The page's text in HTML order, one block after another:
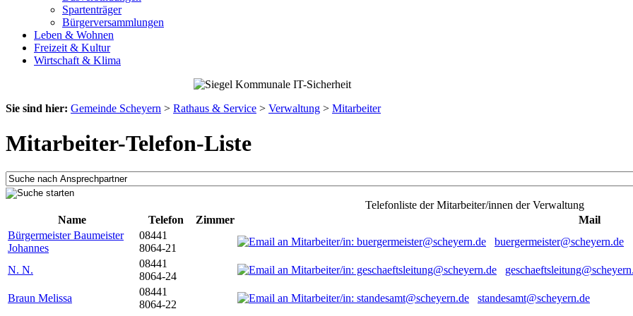
Spartenträger
Bürgerversammlungen
Leben & Wohnen
Freizeit & Kultur
Wirtschaft & Klima
Sie sind hier: Gemeinde Scheyern > Rathaus & Service > Verwaltung > Mitarbeiter
Mitarbeiter-Telefon-Liste
Telefonliste der Mitarbeiter/innen der Verwaltung
Name
Telefon Zimmer
Mail
Bürgermeister Baumeister
Johannes
08441
8064-21
buergermeister@scheyern.de
N. N.
08441
8064-24
Braun Melissa
08441
8064-22
standesamt@scheyern.de